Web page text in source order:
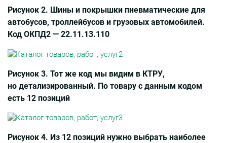
Рисунок 2. Шины и покрышки пневматические для
автобусов, троллейбусов и грузовых автомобилей.
Код ОКПД2 — 22.11.13.110
Рисунок 3. Тот же код мы видим в КТРУ,
но детализированный. По товару с данным кодом
есть 12 позиций
Рисунок 4. Из 12 позиций нужно выбрать наиболее